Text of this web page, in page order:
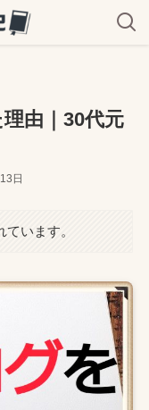
由｜30代元
日
います。